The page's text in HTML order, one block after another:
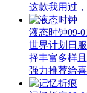
这款我用过
液态时钟09-
世界计划日
择丰富多样
强力推荐给